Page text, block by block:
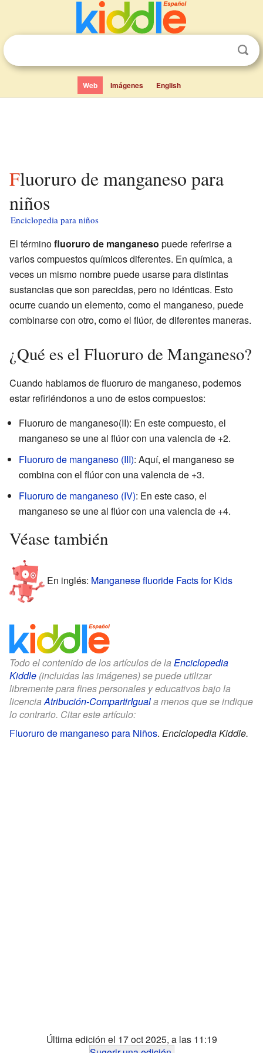
Web Imágenes English
Fluoruro de manganeso para
niños
Enciclopedia para niños
El términofluoruro de manganeso puede referirse a
varios compuestos químicos diferentes. En química, a
veces un mismo nombre puede usarse para distintas
sustancias que son parecidas, pero no idénticas. Esto
ocurre cuando un elemento, como el manganeso, puede
combinarse con otro, como el flúor, de diferentes maneras.
¿Qué es el Fluoruro de Manganeso?
Cuando hablamos de fluoruro de manganeso, podemos
estar refiriéndonos a uno de estos compuestos:
Fluoruro de manganeso(II): En este compuesto, el
manganeso se une al flúor con una valencia de +2.
Fluoruro de manganeso (III): Aquí, el manganeso se
combina con el flúor con una valencia de +3.
Fluoruro de manganeso (IV): En este caso, el
manganeso se une al flúor con una valencia de +4.
Véase también
En inglés: Manganese fluoride Facts for Kids
Todo el contenido de los artículos de la Enciclopedia
Kiddle (incluidas las imágenes) se puede utilizar
libremente para fines personales y educativos bajo la
licenciaAtribución-CompartirIguala menos que se indique
lo contrario. Citar este artículo:
Fluoruro de manganeso para Niños. Enciclopedia Kiddle.
Última edición el 17 oct 2025, a las 11:19